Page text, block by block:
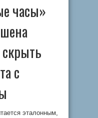
часы»
скрыть
с
эталонным,